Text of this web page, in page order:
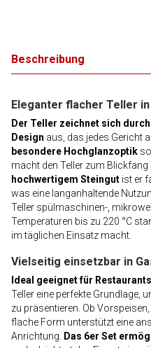
Beschreibung
Eleganter flacher Teller
Der Teller zeichnet sich
Design aus, das jedes Gericht
besondere Hochglanzoptik
macht den Teller zum Blickfang
hochwertigem Steingut ist er
was eine langanhaltende
Teller spülmaschinen-,
Temperaturen bis zu 220 °C
im täglichen Einsatz macht.
Vielseitig einsetzbar in
Ideal geeignet für
Teller eine perfekte Grundlage,
zu präsentieren. Ob
flache Form unterstützt eine
Anrichtung.
Das 6er Set